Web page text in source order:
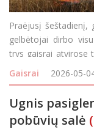
Praėjusį šeštadienį,
gelbėtojai dirbo
trys gaisrai atvirose
laukė Teklinės
Gaisrai 2026-05-
Ugnis
pobūvių salė